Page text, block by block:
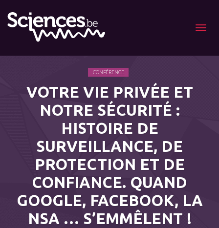
Menu
CONFÉRENCE
VOTRE VIE PRIVÉE ET
NOTRE SÉCURITÉ :
HISTOIRE DE
SURVEILLANCE, DE
PROTECTION ET DE
CONFIANCE. QUAND
GOOGLE, FACEBOOK, LA
NSA … S’EMMÊLENT !